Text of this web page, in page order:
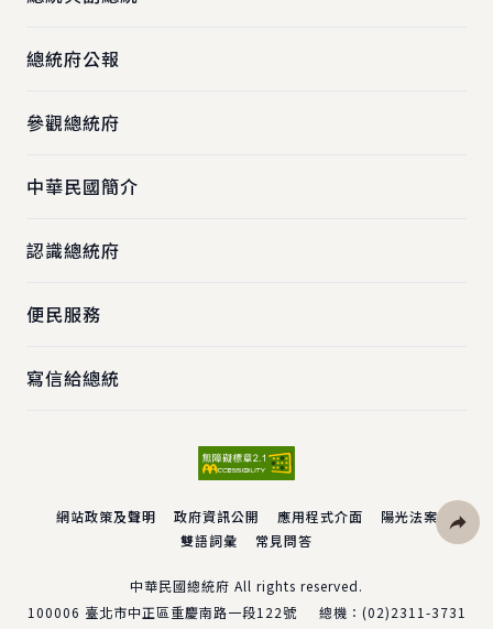
總統府公報
參觀總統府
中華民國簡介
認識總統府
便民服務
寫信給總統
網站政策及聲明 政府資訊公開 應用程式介面
陽光法案
雙語詞彙
常見問答
中華民國總統府 All rights reserved.
100006 臺北市中正區重慶南路一段122號 總機： (02)2311-3731